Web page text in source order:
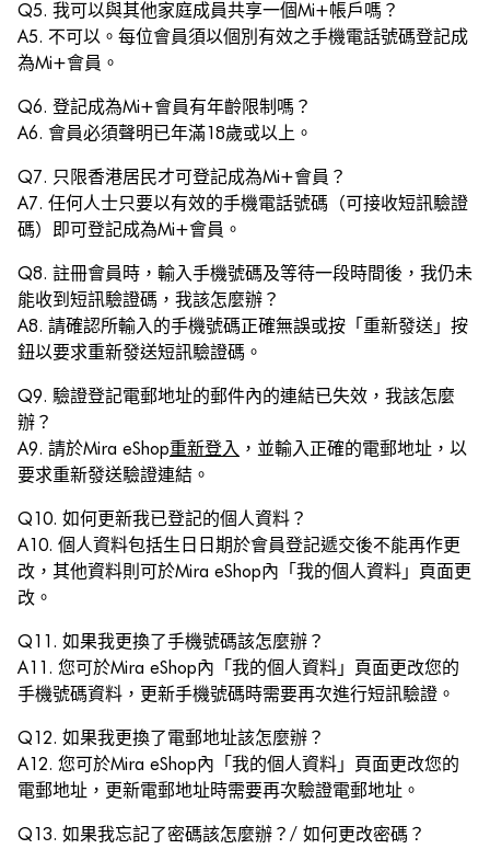
Q5. 我可以與其他家庭成員共享一個Mi+帳戶嗎？
A5. 不可以。每位會員須以個別有效之手機電話號碼登記成
為Mi+會員。
Q6. 登記成為Mi+會員有年齡限制嗎？
A6. 會員必須聲明已年滿18歲或以上。
Q7. 只限香港居民才可登記成為Mi+會員？
A7. 任何人士只要以有效的手機電話號碼（可接收短訊驗證
碼）即可登記成為Mi+會員。
Q8. 註冊會員時，輸入手機號碼及等待一段時間後，我仍未
能收到短訊驗證碼，我該怎麼辦？
A8. 請確認所輸入的手機號碼正確無誤或按「重新發送」按
鈕以要求重新發送短訊驗證碼。
Q9. 驗證登記電郵地址的郵件內的連結已失效，我該怎麼
辦？
A9. 請於Mira eShop重新登入 ，並輸入正確的電郵地址，以
要求重新發送驗證連結。
Q10. 如何更新我已登記的個人資料？
A10. 個人資料包括生日日期於會員登記遞交後不能再作更
改，其他資料則可於Mira eShop內「我的個人資料」頁面更
改。
Q11. 如果我更換了手機號碼該怎麼辦？
A11. 您可於Mira eShop內「我的個人資料」頁面更改您的
手機號碼資料，更新手機號碼時需要再次進行短訊驗證。
Q12. 如果我更換了電郵地址該怎麼辦？
A12. 您可於Mira eShop內「我的個人資料」頁面更改您的
電郵地址，更新電郵地址時需要再次驗證電郵地址。
Q13. 如果我忘記了密碼該怎麼辦？/ 如何更改密碼？